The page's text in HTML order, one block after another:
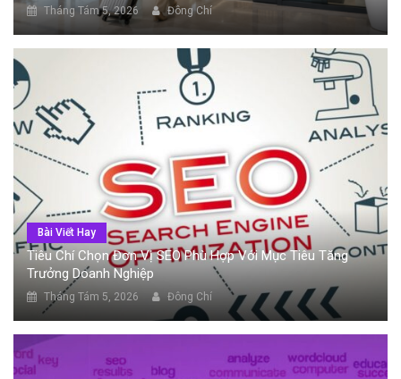
Tháng Tám 5, 2026 Đông Chí
Bài Viết Hay
Tiêu Chí Chọn Đơn Vị SEO Phù Hợp Với Mục Tiêu Tăng
Trưởng Doanh Nghiệp
Tháng Tám 5, 2026 Đông Chí